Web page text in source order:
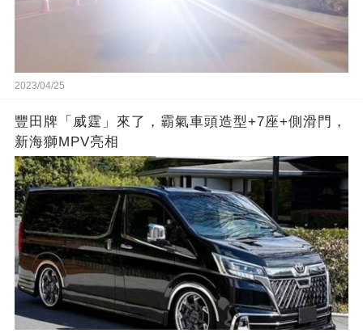
2023/04/25
豐田牌「威霆」來了，霸氣車頭造型+7座+側滑門，
新海獅MPV亮相